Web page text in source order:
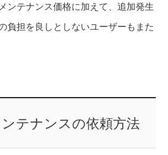
ンテナンス価格に加えて、追加発生
負担を良しとしないユーザーもまた
テナンスの依頼方法